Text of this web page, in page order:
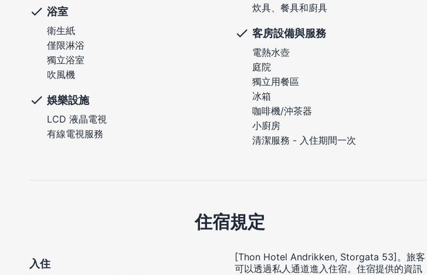
浴室
衛生紙
僅限淋浴
獨立浴室
吹風機
娛樂設施
LCD 液晶電視
有線電視服務
炊具、餐具和廚具
客房設備與服務
電熱水壺
庭院
獨立用餐區
冰箱
咖啡機/沖茶器
小廚房
清潔服務 - 入住期間一次
住宿規定
入住
[Thon Hotel Andrikken, Storgata 53]。旅客
可以透過私人通道進入住宿。住宿提供的資訊